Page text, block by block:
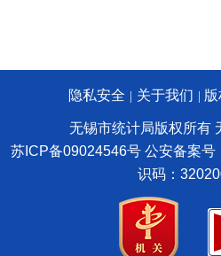
隐私安全 关于我们
无锡市统计局版权所有
苏ICP备09024546号 公安备案号
识码：